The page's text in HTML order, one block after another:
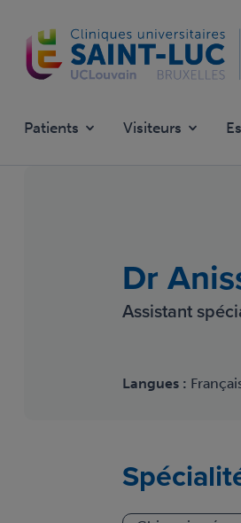
contenu
principal
Patients Visiteurs
Dr
Assistant
Langues :